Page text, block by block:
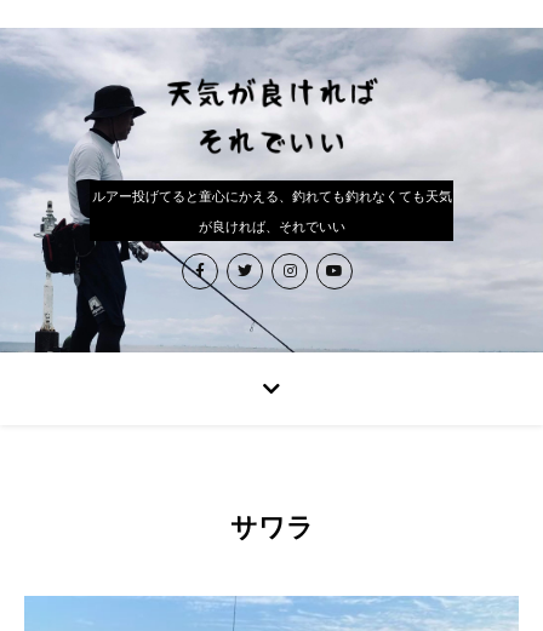
ルアー投げてると童心にかえる、釣れても釣れなくても天気
が良ければ、それでいい
サワラ